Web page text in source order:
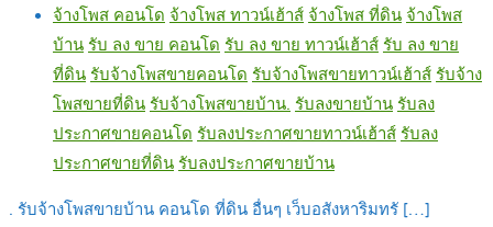
จ้างโพส คอนโด จ้างโพส ทาวน์เฮ้าส์ จ้างโพส ที่ดิน จ้างโพส
บ้าน รับ ลง ขาย คอนโด รับ ลง ขาย ทาวน์เฮ้าส์ รับ ลง ขาย
ที่ดิน รับจ้างโพสขายคอนโด รับจ้างโพสขายทาวน์เฮ้าส์ รับจ้าง
โพสขายที่ดิน รับจ้างโพสขายบ้าน. รับลงขายบ้าน รับลง
ประกาศขายคอนโด รับลงประกาศขายทาวน์เฮ้าส์ รับลง
ประกาศขายที่ดิน รับลงประกาศขายบ้าน
. รับจ้างโพสขายบ้าน คอนโด ที่ดิน อื่นๆ เว็บอสังหาริมทรั […]